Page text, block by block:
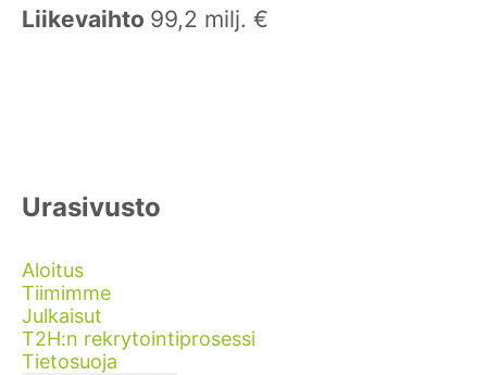
Liikevaihto 99,2 milj. €
Urasivusto
Aloitus
Tiimimme
Julkaisut
T2H:n rekrytointiprosessi
Tietosuoja